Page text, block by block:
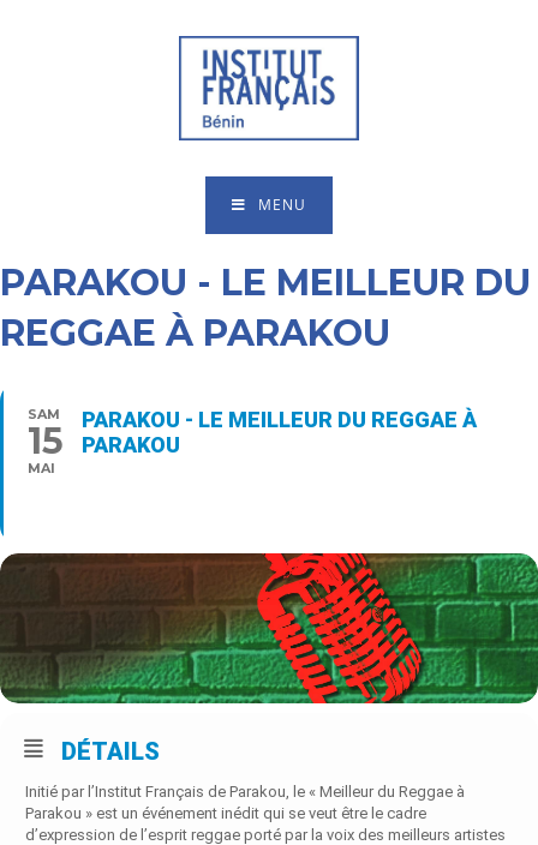
MENU
PARAKOU - LE MEILLEUR DU
REGGAE À PARAKOU
SAM
15
MAI
PARAKOU - LE MEILLEUR DU REGGAE À
PARAKOU
DÉTAILS
Initié par l’Institut Français de Parakou, le « Meilleur du Reggae à
Parakou » est un événement inédit qui se veut être le cadre
d’expression de l’esprit reggae porté par la voix des meilleurs artistes